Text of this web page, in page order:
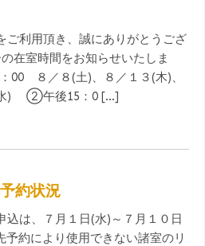
ご利用頂き、誠にありがとうござ
在室時間をお知らせいたしま
８／８(土)、８／１３(木)、
(水) ②午後15：0 […]
約状況
込は、７月１日(水)～７月１０日
約により使用できない諸室のリ